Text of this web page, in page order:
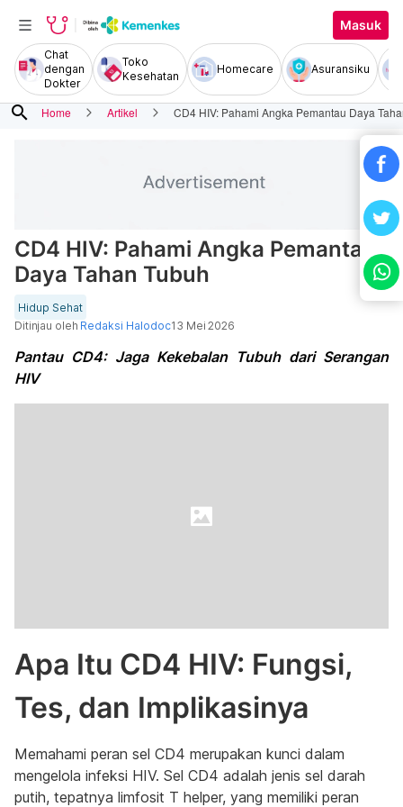
Masuk
Chat
dengan
Dokter
Toko
Kesehatan
Homecare Asuransiku
search Home Artikel CD4 HIV: Pahami Angka Pemantau Daya
CD4 HIV: Pahami Angka Pemantau
Daya Tahan Tubuh
Hidup Sehat
Ditinjau oleh Redaksi Halodoc13 Mei 2026
Pantau CD4: Jaga Kekebalan Tubuh dari Serangan
HIV
Apa Itu CD4 HIV: Fungsi,
Tes, dan Implikasinya
Memahami peran sel CD4 merupakan kunci dalam
mengelola infeksi HIV. Sel CD4 adalah jenis sel darah
putih, tepatnya limfosit T helper, yang memiliki peran